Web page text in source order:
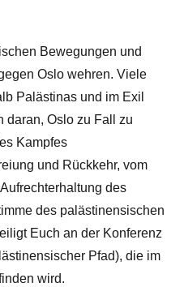
Bewegungen und
Oslo wehren. Viele
Palästinas und im Exil
daran, Oslo zu Fall zu
Kampfes
und Rückkehr, vom
des
des palästinensischen
Euch an der Konferenz
Pfad), die im
wird.